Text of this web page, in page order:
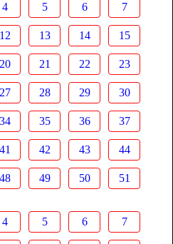
4 5 6 7
12 13 14 15
20 21 22 23
27 28 29 30
34 35 36 37
41 42 43 44
48 49 50 51
4 5 6 7